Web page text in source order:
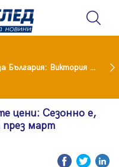
Голям успех за България: Виктория Ангелова грабна световна титла в тройния скок
цени: Сезонно е,
през март